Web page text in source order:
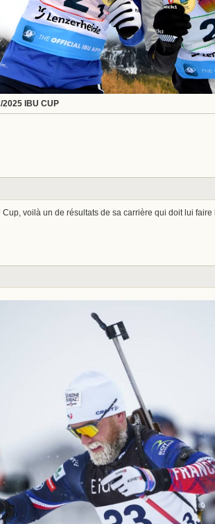
2025 IBU CUP
Cup, voilà un de résultats de sa carrière qui doit lui